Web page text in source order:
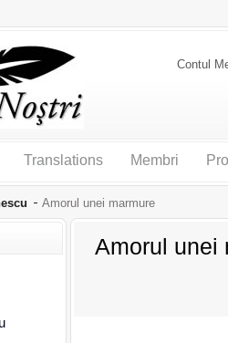
Contul
Translations Membri
Amorul unei marmure
Amorul unei